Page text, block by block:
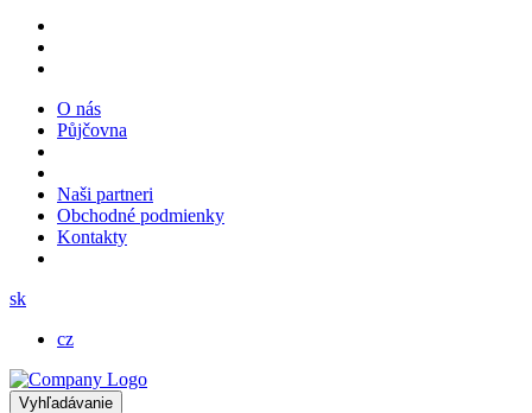
O nás
Půjčovna
Naši partneri
Obchodné podmienky
Kontakty
sk
cz
Vyhľadávanie